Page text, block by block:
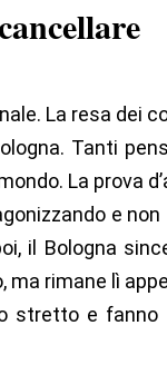
La resa dei
Tanti
La prova
e
il Bologna
ma rimane lì
stretto e fanno